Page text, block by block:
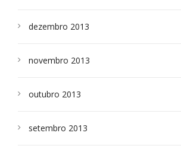
dezembro 2013
novembro 2013
outubro 2013
setembro 2013